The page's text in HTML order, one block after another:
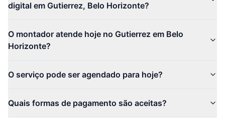
digital em Gutierrez, Belo Horizonte?
O montador atende hoje no Gutierrez em Belo
Horizonte?
O serviço pode ser agendado para hoje?
Quais formas de pagamento são aceitas?